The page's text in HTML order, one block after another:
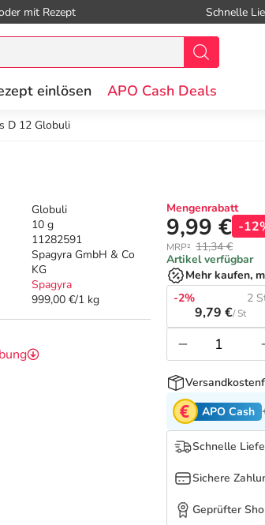
mit Rezept Schnelle
einlösen APO Cash Deals
D 12 Globuli
Globuli
10 g
11282591
Spagyra GmbH & Co
KG
Spagyra
999,00 €/1 kg
Mengenrabatt
9,99 € -
MRP² 11,34 €
Artikel verfügbar
Mehr kaufen,
-2%
2
9,79 €/ St
APO Cash
Schnelle
Sichere
Geprüfter